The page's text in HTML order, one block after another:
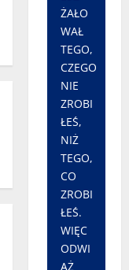
ŻAŁO
WAŁ
TEGO,
CZEGO
NIE
ZROBI
ŁEŚ,
NIŻ
TEGO,
CO
ZROBI
ŁEŚ.
WIĘC
ODWI
ĄŻ